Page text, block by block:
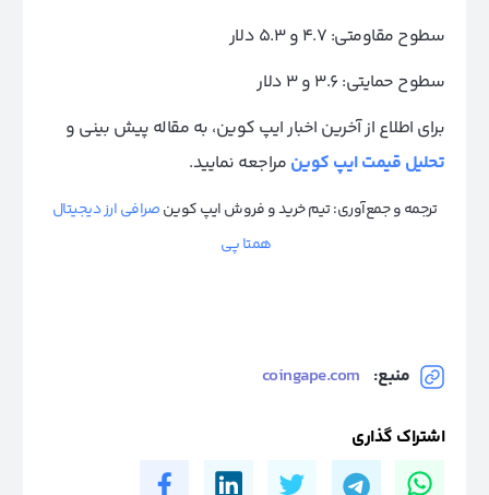
سطوح مقاومتی: 4.7 و 5.3 دلار
سطوح حمایتی: 3.6 و 3 دلار
برای اطلاع از آخرین اخبار ایپ کوین، به مقاله پیش بینی و
تحلیل قیمت ایپ کوین مراجعه نمایید.
ترجمه و جمع‌آوری: تیم خرید و فروش ایپ کوینصرافی ارز دیجیتال
همتا پی
منبع: coingape.com
اشتراک گذاری